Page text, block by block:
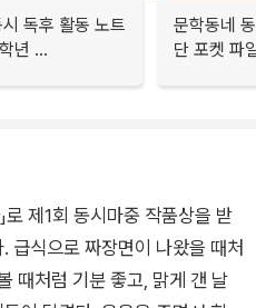
독후 활동 노트
년 ...
문학동네
단 포켓 파
로 제1회 동시마중 작품상을 받
급식으로 짜장면이 나왔을 때처
때처럼 기분 좋고, 맑게 갠 날